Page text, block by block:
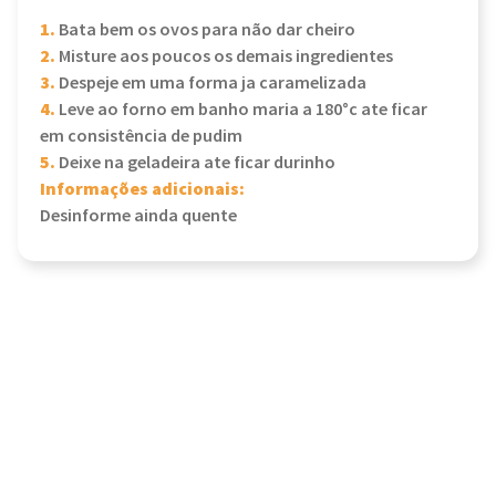
1. Bata bem os ovos para não dar cheiro
2. Misture aos poucos os demais ingredientes
3. Despeje em uma forma ja caramelizada
4. Leve ao forno em banho maria a 180°c ate ficar
em consistência de pudim
5. Deixe na geladeira ate ficar durinho
Informações adicionais:
Desinforme ainda quente